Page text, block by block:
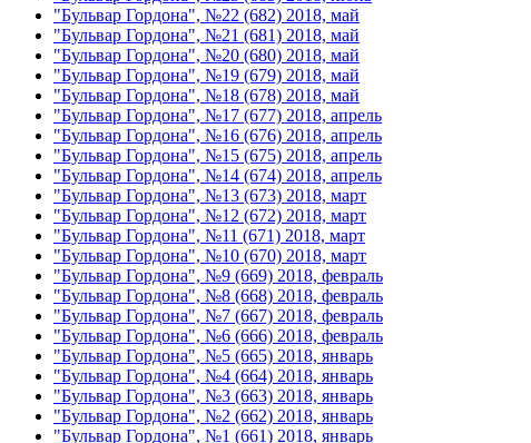
"Бульвар Гордона", №22 (682) 2018, май
"Бульвар Гордона", №21 (681) 2018, май
"Бульвар Гордона", №20 (680) 2018, май
"Бульвар Гордона", №19 (679) 2018, май
"Бульвар Гордона", №18 (678) 2018, май
"Бульвар Гордона", №17 (677) 2018, апрель
"Бульвар Гордона", №16 (676) 2018, апрель
"Бульвар Гордона", №15 (675) 2018, апрель
"Бульвар Гордона", №14 (674) 2018, апрель
"Бульвар Гордона", №13 (673) 2018, март
"Бульвар Гордона", №12 (672) 2018, март
"Бульвар Гордона", №11 (671) 2018, март
"Бульвар Гордона", №10 (670) 2018, март
"Бульвар Гордона", №9 (669) 2018, февраль
"Бульвар Гордона", №8 (668) 2018, февраль
"Бульвар Гордона", №7 (667) 2018, февраль
"Бульвар Гордона", №6 (666) 2018, февраль
"Бульвар Гордона", №5 (665) 2018, январь
"Бульвар Гордона", №4 (664) 2018, январь
"Бульвар Гордона", №3 (663) 2018, январь
"Бульвар Гордона", №2 (662) 2018, январь
"Бульвар Гордона", №1 (661) 2018, январь